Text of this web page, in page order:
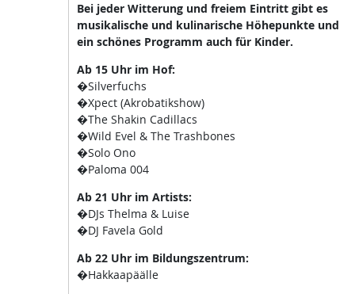
Bei jeder Witterung und freiem Eintritt gibt es
musikalische und kulinarische Höhepunkte und
ein schönes Programm auch für Kinder.
Ab 15 Uhr im Hof:
�Silverfuchs
�Xpect (Akrobatikshow)
�The Shakin Cadillacs
�Wild Evel & The Trashbones
�Solo Ono
�Paloma 004
Ab 21 Uhr im Artists:
�DJs Thelma & Luise
�DJ Favela Gold
Ab 22 Uhr im Bildungszentrum:
�Hakkaapäälle